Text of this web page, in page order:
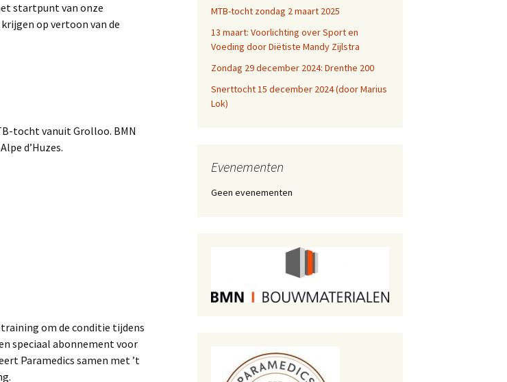
startpunt van onze
op vertoon van de
tocht vanuit Grolloo. BMN
d’Huzes.
om de conditie tijdens
speciaal abonnement voor
Paramedics samen met ’t
MTB-tocht zondag 2 maart 2025
13 maart: Voorlichting over Sport en
Voeding door Diëtiste Mandy Zijlstra
Zondag 29 december 2024: Drenthe 200
Snerttocht 15 december 2024 (door Marius
Lok)
Evenementen
Geen evenementen